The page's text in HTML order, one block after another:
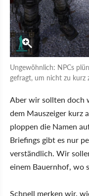
Ungewöhnlich: NPCs
gefragt, um nicht zu kurz
Aber wir sollten doch
dem Mauszeiger kurz
ploppen die Namen
Briefings gibt es nur
verständlich. Wir
einem Bauernhof, wo
Schnell merken wir,